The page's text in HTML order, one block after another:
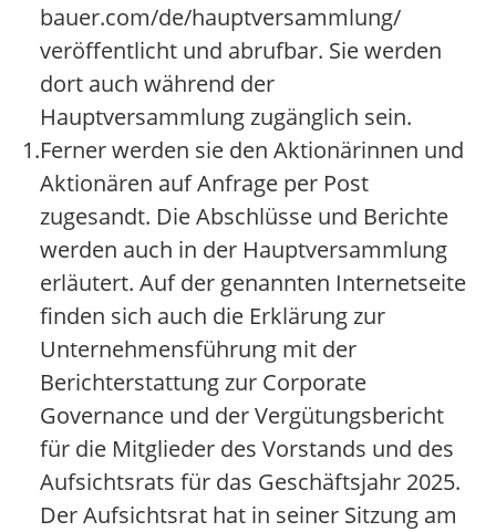
1.
bauer.com/de/hauptversammlung/
veröffentlicht und abrufbar. Sie werden
dort auch während der
Hauptversammlung zugänglich sein.
Ferner werden sie den Aktionärinnen und
Aktionären auf Anfrage per Post
zugesandt. Die Abschlüsse und Berichte
werden auch in der Hauptversammlung
erläutert. Auf der genannten Internetseite
finden sich auch die Erklärung zur
Unternehmensführung mit der
Berichterstattung zur Corporate
Governance und der Vergütungsbericht
für die Mitglieder des Vorstands und des
Aufsichtsrats für das Geschäftsjahr 2025.
Der Aufsichtsrat hat in seiner Sitzung am